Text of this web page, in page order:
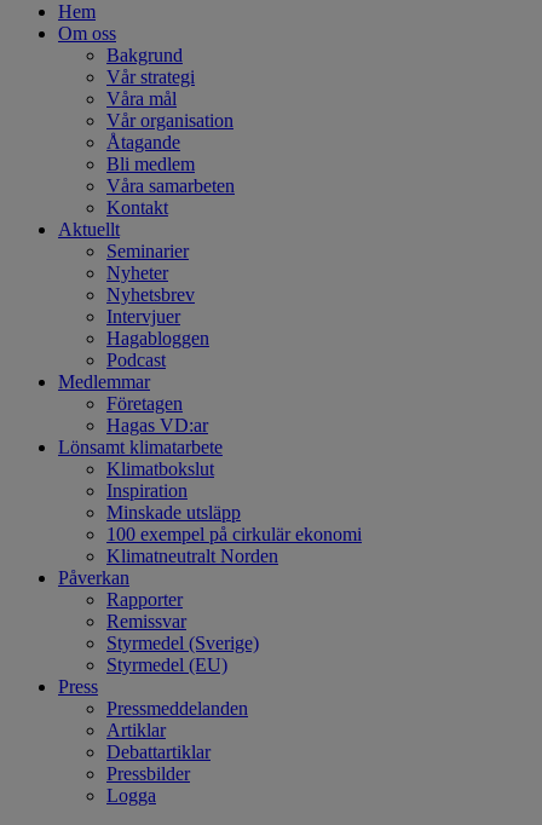
Hem
Om oss
Bakgrund
Vår strategi
Våra mål
Vår organisation
Åtagande
Bli medlem
Våra samarbeten
Kontakt
Aktuellt
Seminarier
Nyheter
Nyhetsbrev
Intervjuer
Hagabloggen
Podcast
Medlemmar
Företagen
Hagas VD:ar
Lönsamt klimatarbete
Klimatbokslut
Inspiration
Minskade utsläpp
100 exempel på cirkulär ekonomi
Klimatneutralt Norden
Påverkan
Rapporter
Remissvar
Styrmedel (Sverige)
Styrmedel (EU)
Press
Pressmeddelanden
Artiklar
Debattartiklar
Pressbilder
Logga